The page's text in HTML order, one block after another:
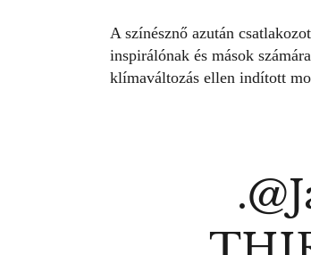
A színésznő azután
inspirálónak és mások
klímaváltozás ellen indított
.